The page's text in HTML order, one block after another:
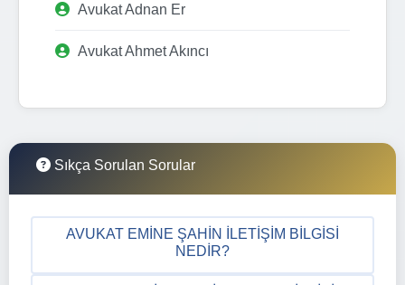
Avukat Adnan Er
Avukat Ahmet Akıncı
Sıkça Sorulan Sorular
AVUKAT EMINE ŞAHIN İLETIŞIM BILGISI
NEDIR?